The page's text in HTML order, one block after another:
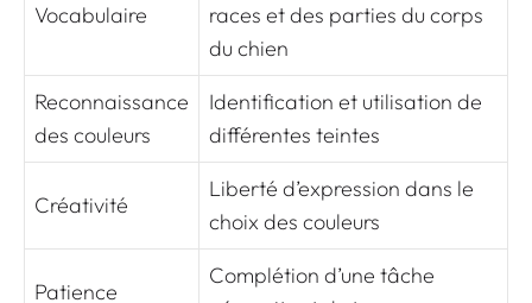
Vocabulaire
races et des parties du corps
du chien
Reconnaissance
des couleurs
Identification et utilisation de
différentes teintes
Créativité
Liberté d’expression dans le
choix des couleurs
Patience
Complétion d’une tâche